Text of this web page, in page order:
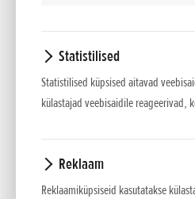
Statistilised
Statistilised küpsised aitavad
külastajad veebisaidile reageerivad,
Reklaam
Reklaamiküpsiseid kasutatakse